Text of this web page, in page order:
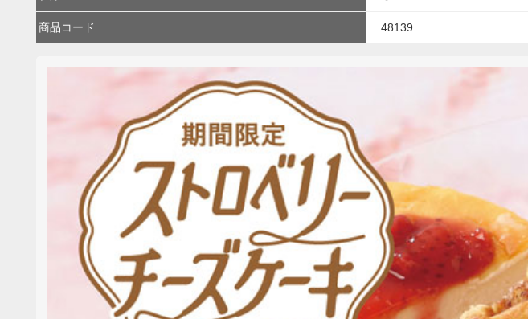
商品コード 48139